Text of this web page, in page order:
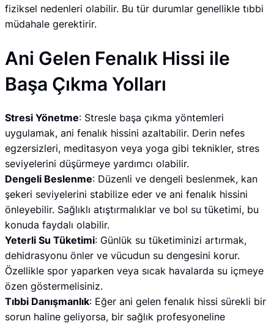
fiziksel nedenleri olabilir. Bu tür durumlar genellikle tıbbi
müdahale gerektirir.
Ani Gelen Fenalık Hissi ile
Başa Çıkma Yolları
Stresi Yönetme: Stresle başa çıkma yöntemleri
uygulamak, ani fenalık hissini azaltabilir. Derin nefes
egzersizleri, meditasyon veya yoga gibi teknikler, stres
seviyelerini düşürmeye yardımcı olabilir.
Dengeli Beslenme: Düzenli ve dengeli beslenmek, kan
şekeri seviyelerini stabilize eder ve ani fenalık hissini
önleyebilir. Sağlıklı atıştırmalıklar ve bol su tüketimi, bu
konuda faydalı olabilir.
Yeterli Su Tüketimi: Günlük su tüketiminizi artırmak,
dehidrasyonu önler ve vücudun su dengesini korur.
Özellikle spor yaparken veya sıcak havalarda su içmeye
özen göstermelisiniz.
Tıbbi Danışmanlık: Eğer ani gelen fenalık hissi sürekli bir
sorun haline geliyorsa, bir sağlık profesyoneline